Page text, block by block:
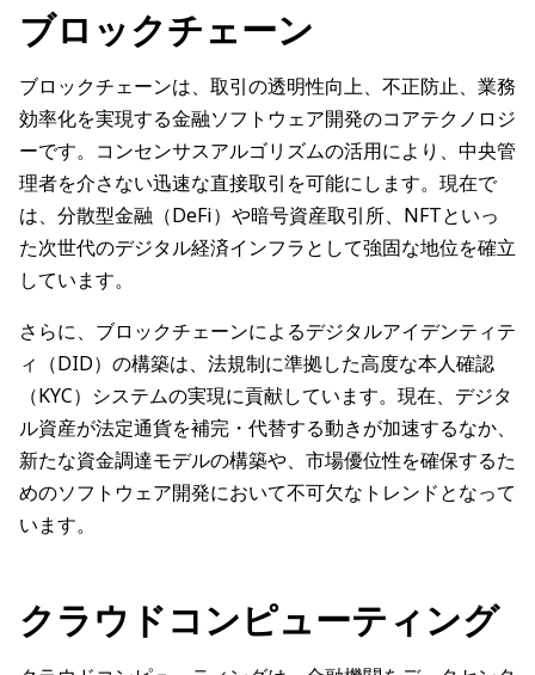
ブロックチェーン
ブロックチェーンは、取引の透明性向上、不正防止、業務
効率化を実現する金融ソフトウェア開発のコアテクノロジ
ーです。コンセンサスアルゴリズムの活用により、中央管
理者を介さない迅速な直接取引を可能にします。現在で
は、分散型金融（DeFi）や暗号資産取引所、NFTといっ
た次世代のデジタル経済インフラとして強固な地位を確立
しています。
さらに、ブロックチェーンによるデジタルアイデンティテ
ィ（DID）の構築は、法規制に準拠した高度な本人確認
（KYC）システムの実現に貢献しています。現在、デジタ
ル資産が法定通貨を補完・代替する動きが加速するなか、
新たな資金調達モデルの構築や、市場優位性を確保するた
めのソフトウェア開発において不可欠なトレンドとなって
います。
クラウドコンピューティング